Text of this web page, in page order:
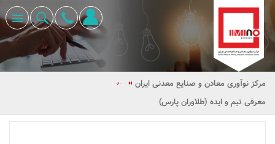
مرکز نوآوری معادن و صنایع معدنی ایران
معرفی تیم و ایده (طلاوران پارس)